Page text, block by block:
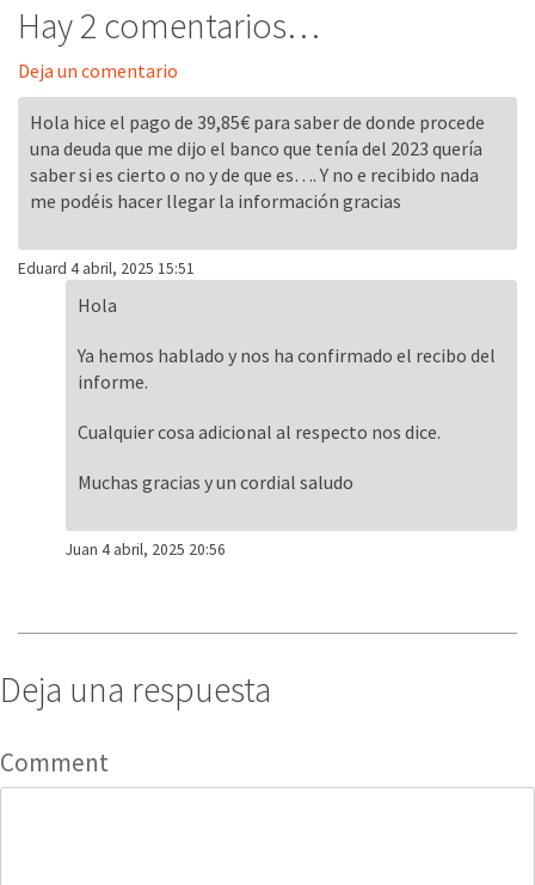
Hay 2 comentarios…
Deja un comentario
Hola hice el pago de 39,85€ para saber de donde procede
una deuda que me dijo el banco que tenía del 2023 quería
saber si es cierto o no y de que es…. Y no e recibido nada
me podéis hacer llegar la información gracias
Eduard 4 abril, 2025 15:51
Hola
Ya hemos hablado y nos ha confirmado el recibo del
informe.
Cualquier cosa adicional al respecto nos dice.
Muchas gracias y un cordial saludo
Juan 4 abril, 2025 20:56
Deja una respuesta
Comment